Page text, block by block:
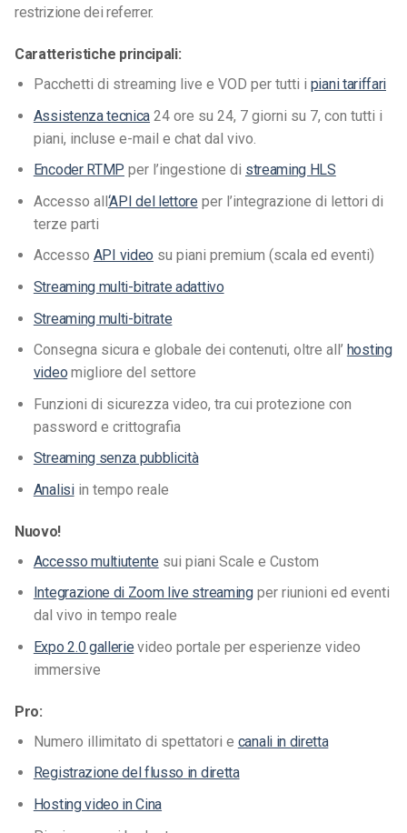
restrizione dei referrer.
Caratteristiche principali:
Pacchetti di streaming live e VOD per tutti i piani tariffari
Assistenza tecnica 24 ore su 24, 7 giorni su 7, con tutti i
piani, incluse e-mail e chat dal vivo.
Encoder RTMP per l’ingestione di streaming HLS
Accesso all‘API del lettore per l’integrazione di lettori di
terze parti
Accesso API video su piani premium (scala ed eventi)
Streaming multi-bitrate adattivo
Streaming multi-bitrate
Consegna sicura e globale dei contenuti, oltre all’ hosting
video migliore del settore
Funzioni di sicurezza video, tra cui protezione con
password e crittografia
Streaming senza pubblicità
Analisiin tempo reale
Nuovo!
Accesso multiutente sui piani Scale e Custom
Integrazione di Zoom live streamingper riunioni ed eventi
dal vivo in tempo reale
Expo 2.0 gallerie video portale per esperienze video
immersive
Pro:
Numero illimitato di spettatori e canali in diretta
Registrazione del flusso in diretta
Hosting video in Cina